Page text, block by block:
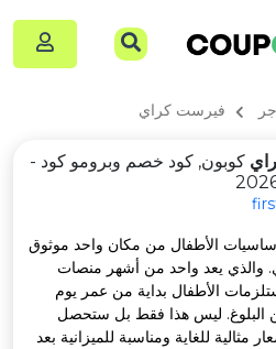
كراي
كود خصم وبرومو كود -
من مكان واحد موثوق
واحد من أشهر منصات
بداية من عمر يوم
ليس هذا فقط بل ستحصل
ومناسبة للميزانية بعد